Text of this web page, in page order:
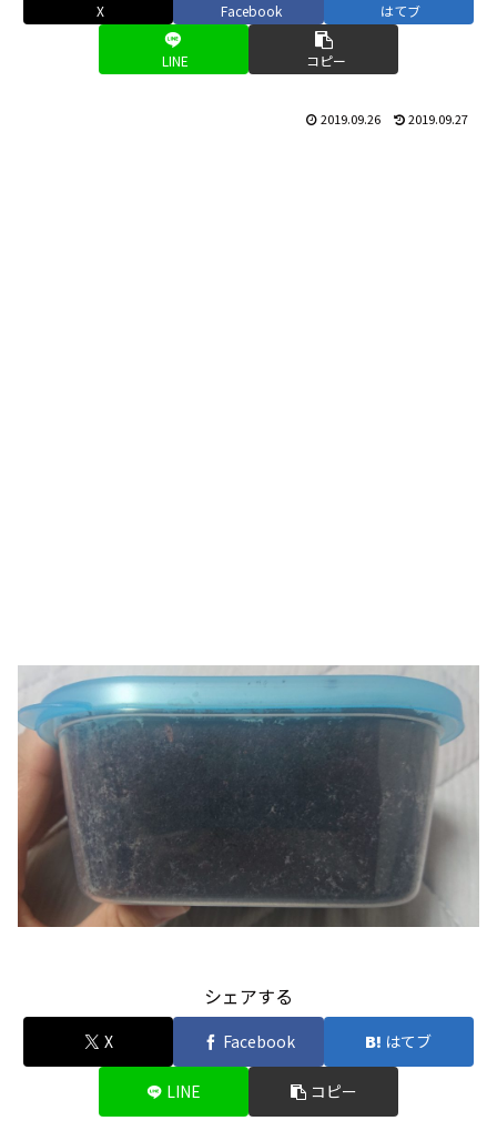
X Facebook はてブ
LINE コピー
2019.09.26 2019.09.27
シェアする
X Facebook はてブ
LINE コピー